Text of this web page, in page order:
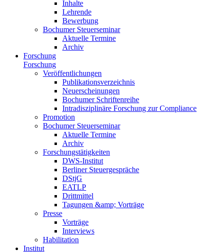
Inhalte
Lehrende
Bewerbung
Bochumer Steuerseminar
Aktuelle Termine
Archiv
Forschung
Forschung
Veröffentlichungen
Publikationsverzeichnis
Neuerscheinungen
Bochumer Schriftenreihe
Intradisziplinäre Forschung zur Compliance
Promotion
Bochumer Steuerseminar
Aktuelle Termine
Archiv
Forschungstätigkeiten
DWS-Institut
Berliner Steuergespräche
DStjG
EATLP
Drittmittel
Tagungen &amp; Vorträge
Presse
Vorträge
Interviews
Habilitation
Institut